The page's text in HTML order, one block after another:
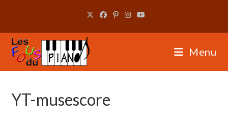
content
Menu
YT-musescore